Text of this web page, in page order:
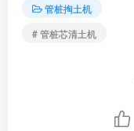
管桩掏土机
# 管桩芯清土机